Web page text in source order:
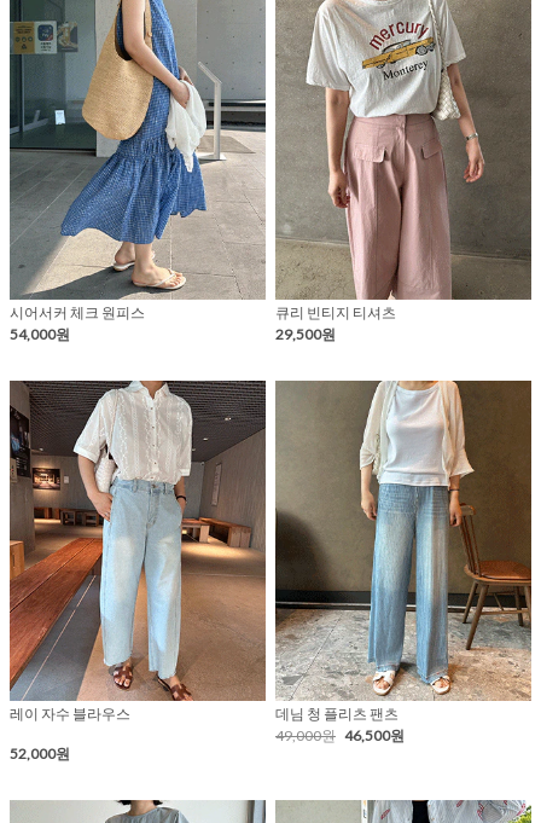
시어서커 체크 원피스
54,000원
큐리 빈티지 티셔츠
29,500원
레이 자수 블라우스
52,000원
데님 청 플리츠 팬츠
49,000원 46,500원